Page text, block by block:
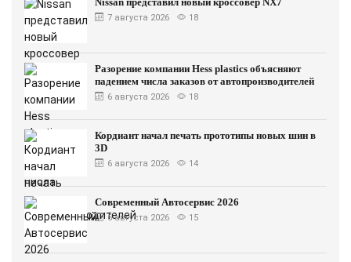
7 августа 2026 18
Разорение компании Hess plastics объясняют
падением числа заказов от автопроизводителей
6 августа 2026 18
Кордиант начал печать прототипы новых шин в
3D
6 августа 2026 14
Современный Автосервис 2026
6 августа 2026 15